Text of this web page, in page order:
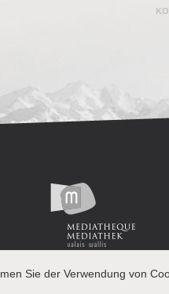
Sie der Verwendung von